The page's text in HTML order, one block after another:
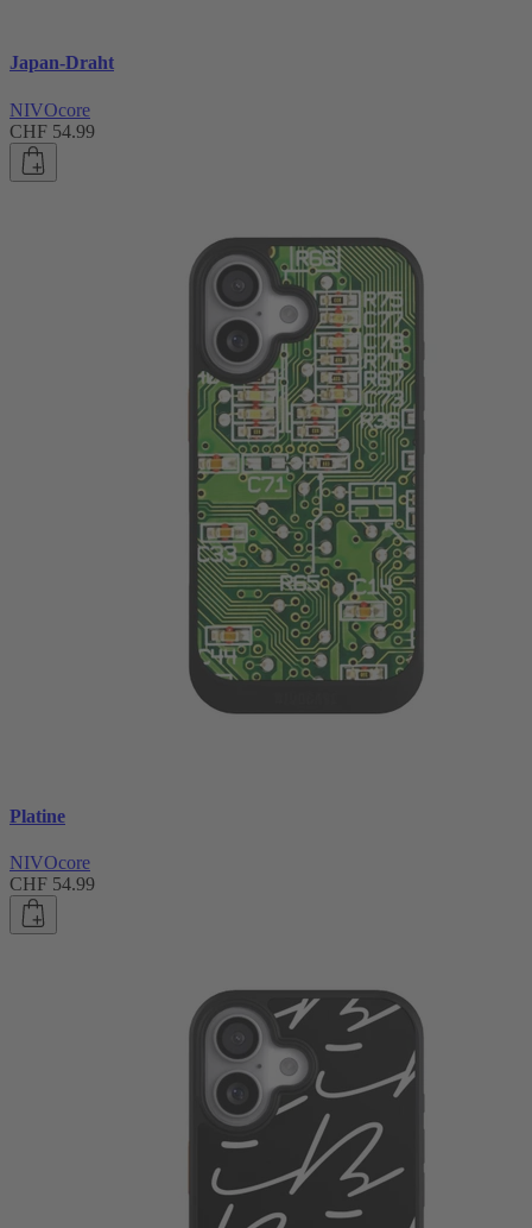
Japan-Draht
NIVOcore
CHF 54.99
Platine
NIVOcore
CHF 54.99